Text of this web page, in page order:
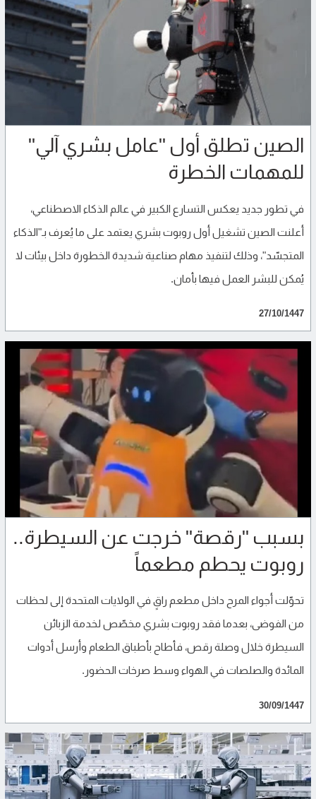
الصين تطلق أول "عامل بشري آلي"
للمهمات الخطرة
في تطور جديد يعكس التسارع الكبير في عالم الذكاء الاصطناعي،
أعلنت الصين تشغيل أول روبوت بشري يعتمد على ما يُعرف بـ"الذكاء
المتجسّد"، وذلك لتنفيذ مهام صناعية شديدة الخطورة داخل بيئات لا
يُمكن للبشر العمل فيها بأمان.
27/10/1447
بسبب "رقصة" خرجت عن السيطرة..
روبوت يحطم مطعماً
تحوّلت أجواء المرح داخل مطعم راقٍ في الولايات المتحدة إلى لحظات
من الفوضى، بعدما فقد روبوت بشري مخصّص لخدمة الزبائن
السيطرة خلال وصلة رقص، فأطاح بأطباق الطعام وأرسل أدوات
المائدة والصلصات في الهواء وسط صرخات الحضور.
30/09/1447